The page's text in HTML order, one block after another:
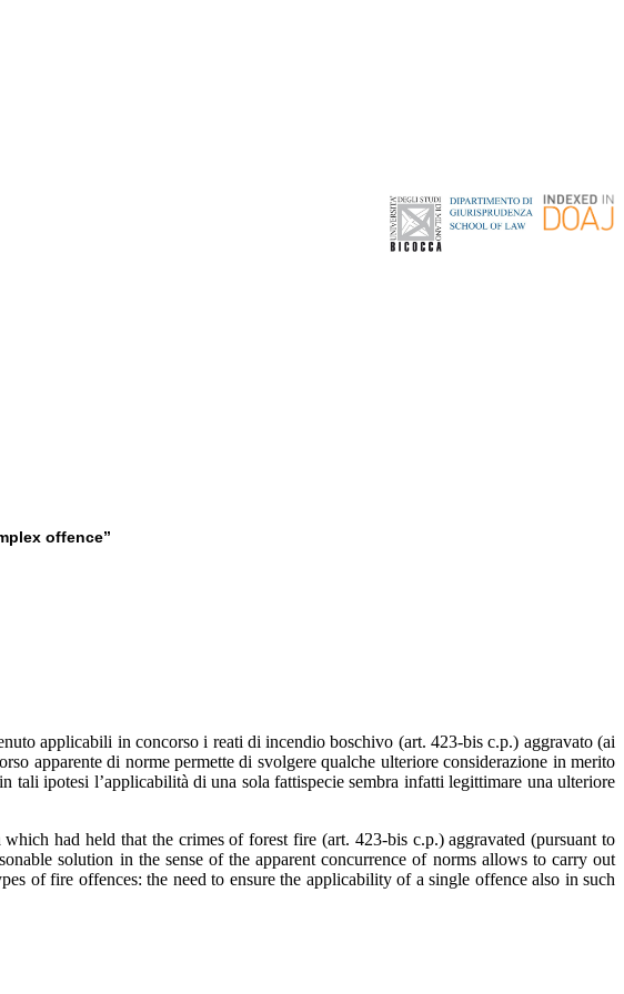
offence”
applicabili in concorso i reati di incendio boschivo (art. 423-bis c.p.) aggravato (ai
apparente di norme permette di svolgere qualche ulteriore considerazione in merito
tali ipotesi l’applicabilità di una sola fattispecie sembra infatti legittimare una ulteriore
had held that the crimes of forest fire (art. 423-bis c.p.) aggravated (pursuant to
solution in the sense of the apparent concurrence of norms allows to carry out
of fire offences: the need to ensure the applicability of a single offence also in such